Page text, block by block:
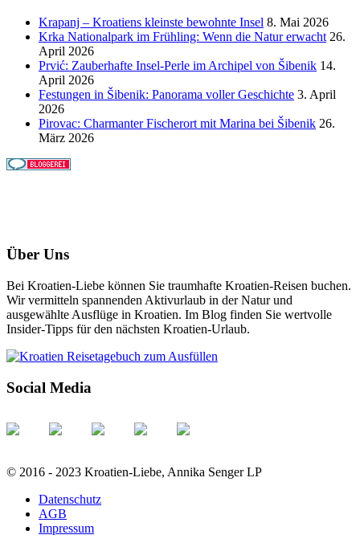
Krapanj – Kroatiens kleinste bewohnte Insel 8. Mai 2026
Krka Nationalpark im Frühling: Wenn die Natur erwacht 26.
April 2026
Prvić: Zauberhafte Insel-Perle im Archipel von Šibenik 14.
April 2026
Festungen in Šibenik: Panorama voller Geschichte 3. April
2026
Pirovac: Charmanter Fischerort mit Marina bei Šibenik 26.
März 2026
Über Uns
Bei Kroatien-Liebe können Sie traumhafte Kroatien-Reisen buchen.
Wir vermitteln spannenden Aktivurlaub in der Natur und
ausgewählte Ausflüge in Kroatien. Im Blog finden Sie wertvolle
Insider-Tipps für den nächsten Kroatien-Urlaub.
Social Media
© 2016 - 2023 Kroatien-Liebe, Annika Senger LP
Datenschutz
AGB
Impressum